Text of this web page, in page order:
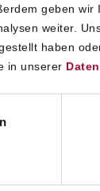
geben
weiter.
haben
in unserer
TORTE